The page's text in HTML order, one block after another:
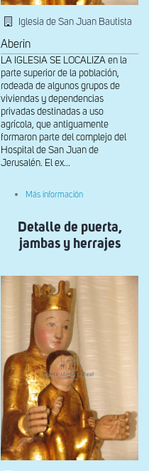
Iglesia de San Juan Bautista
Aberin
LA IGLESIA SE LOCALIZA en la
parte superior de la población,
rodeada de algunos grupos de
viviendas y dependencias
privadas destinadas a uso
agrícola, que antiguamente
formaron parte del complejo del
Hospital de San Juan de
Jerusalén. El ex...
Más información
puerta,jambas
y
herrajes
Detalle de puerta,
jambas y herrajes